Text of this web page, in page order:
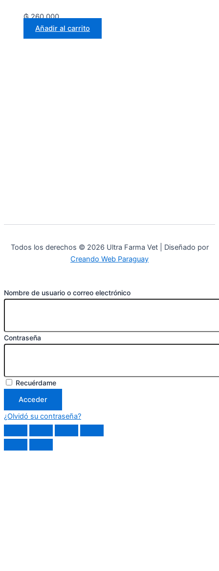
₲260.000
Añadir al carrito
Todos los derechos © 2026 Ultra Farma Vet | Diseñado por
Creando Web Paraguay
Nombre de usuario o correo electrónico
Contraseña
Recuérdame
Acceder
¿Olvidó su contraseña?